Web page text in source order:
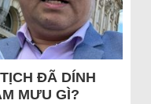
ĐÃ DÍNH
MƯU GÌ?